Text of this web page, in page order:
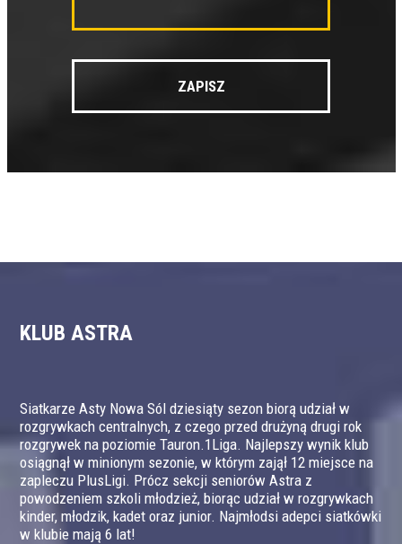
KLUB ASTRA
Siatkarze Asty Nowa Sól dziesiąty sezon biorą udział w
rozgrywkach centralnych, z czego przed drużyną drugi rok
rozgrywek na poziomie Tauron.1Liga. Najlepszy wynik klub
osiągnął w minionym sezonie, w którym zajął 12 miejsce na
zapleczu PlusLigi. Prócz sekcji seniorów Astra z
powodzeniem szkoli młodzież, biorąc udział w rozgrywkach
kinder, młodzik, kadet oraz junior. Najmłodsi adepci siatkówki
w klubie mają 6 lat!